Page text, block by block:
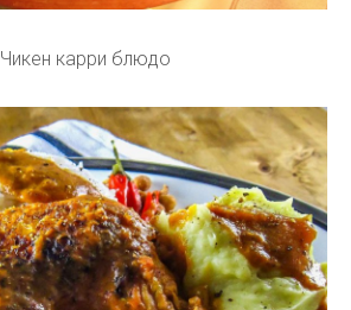
Чикен карри блюдо